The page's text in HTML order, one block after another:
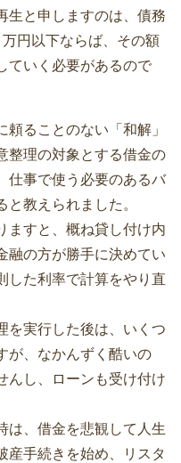
生と申しますのは、債務
円以下ならば、その額
ていく必要があるので
ることのない「和解」
整理の対象とする借金の
仕事で使う必要のあるバ
教えられました。
ますと、概ね貸し付け内
融の方が勝手に決めてい
した利率で計算をやり直
を実行した後は、いくつ
が、なかんずく酷いの
んし、ローンも受け付け
は、借金を悲観して人生
産手続きを始め、リスタ